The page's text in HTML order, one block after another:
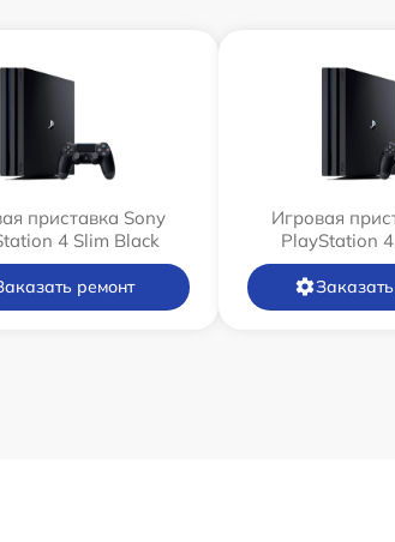
приставка Sony
4 Slim Black
ремонт
Игровая
PlayStation